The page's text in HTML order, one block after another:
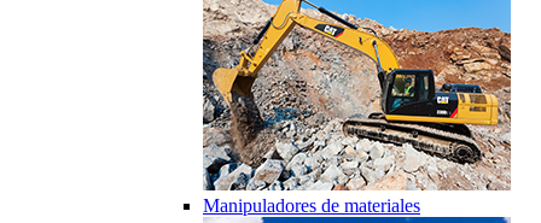
Manipuladores de materiales